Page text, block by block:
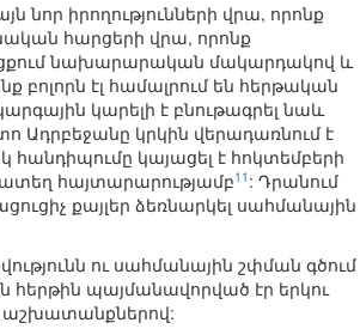
իրողությունների վրա, որոնք
հարցերի վրա, որոնք
նախարարական մակարդակով և
էլ համալրում են հերթական
կարելի է բնութագրել նաև
Ադրբեջանը կրկին վերադառնում է
հանդիպումը կայացել է հոկտեմբերի
հայտարարությամբ11 : Դրանում
քայլեր ձեռնարկել սահմանային
ու սահմանային շփման գծում
պայմանավորված էր երկու
աշխատանքներով: